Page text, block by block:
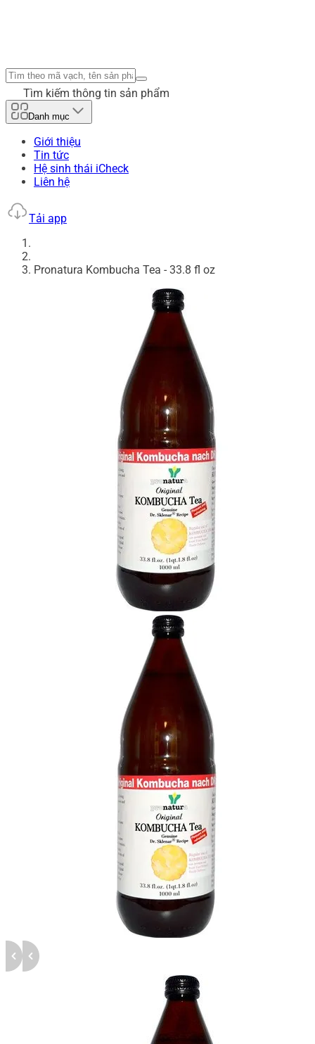
Tìm kiếm thông tin sản phẩm
Danh mục
Giới thiệu
Tin tức
Hệ sinh thái iCheck
Liên hệ
Tải app
Pronatura Kombucha Tea - 33.8 fl oz